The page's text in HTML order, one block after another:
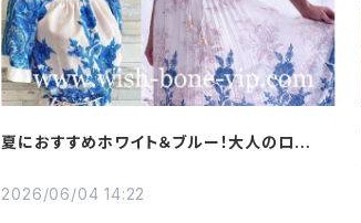
夏におすすめホワイト＆ブルー！大人のロング
2026/06/04 14:22